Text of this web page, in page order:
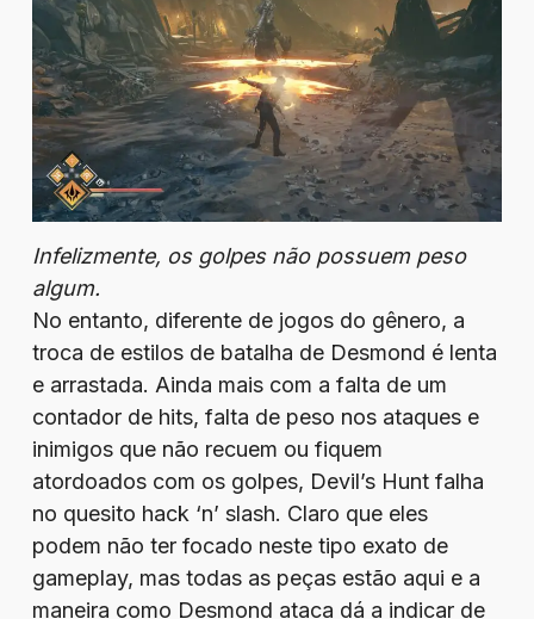
Infelizmente, os golpes não possuem peso
algum.
No entanto, diferente de jogos do gênero, a
troca de estilos de batalha de Desmond é lenta
e arrastada. Ainda mais com a falta de um
contador de hits, falta de peso nos ataques e
inimigos que não recuem ou fiquem
atordoados com os golpes, Devil’s Hunt falha
no quesito hack ‘n’ slash. Claro que eles
podem não ter focado neste tipo exato de
gameplay, mas todas as peças estão aqui e a
maneira como Desmond ataca dá a indicar de